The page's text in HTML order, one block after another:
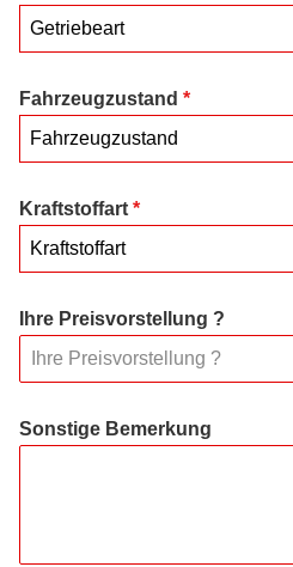
Getriebeart
Fahrzeugzustand *
Fahrzeugzustand
Kraftstoffart *
Kraftstoffart
Ihre Preisvorstellung ?
Sonstige Bemerkung